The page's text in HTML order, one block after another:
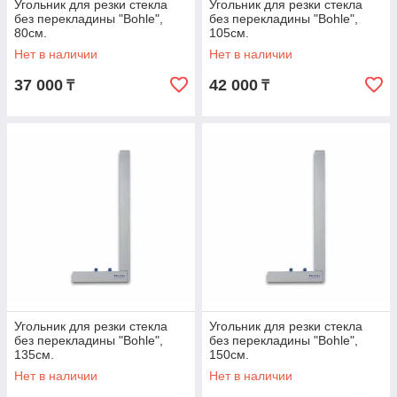
Угольник для резки стекла
без перекладины "Bohle",
80см.
Нет в наличии
37 000 ₸
Угольник для резки стекла
без перекладины "Bohle",
105см.
Нет в наличии
42 000 ₸
Угольник для резки стекла
без перекладины "Bohle",
135см.
Нет в наличии
Угольник для резки стекла
без перекладины "Bohle",
150см.
Нет в наличии